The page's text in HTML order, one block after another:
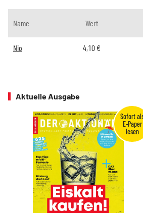
Name Wert
Nio 4,10 €
Aktuelle Ausgabe